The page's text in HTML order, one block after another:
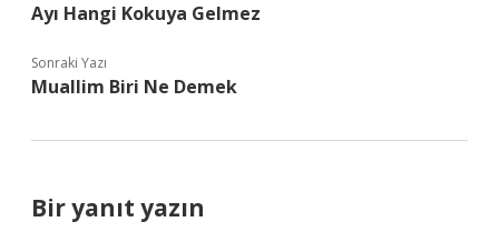
Ayı Hangi Kokuya Gelmez
Sonraki Yazı
Muallim Biri Ne Demek
Bir yanıt yazın